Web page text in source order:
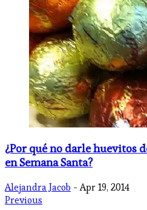
¿Por qué no darle huevitos
en Semana Santa?
Alejandra Jacob - Apr 19, 2014
Previous